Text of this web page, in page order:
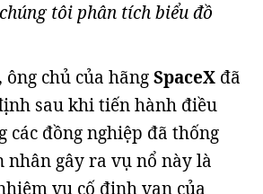
tôi phân tích biểu đồ
chủ của hãngSpaceX đã
sau khi tiến hành điều
các đồng nghiệp đã thống
nhân gây ra vụ nổ này là
vụ cố định van của